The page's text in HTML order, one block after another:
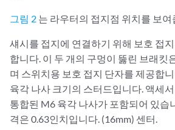
그림 2 는 라우터의 접지점 위치를 보여
섀시를 접지에 연결하기 위해 보호 접
합니다. 이 두 개의 구멍이 뚫린 브래킷
며 스위치용 보호 접지 단자를 제공합
육각 나사 크기의 스터드입니다. 액세
통합된 M6 육각 나사가 포함되어 있습
격은 0.63인치입니다. (16mm) 센터.